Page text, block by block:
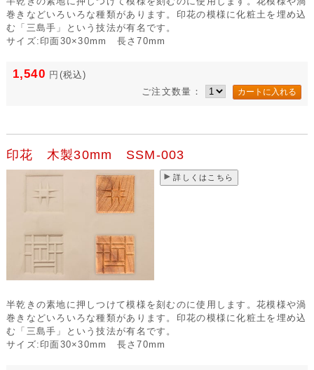
巻きなどいろいろな種類があります。印花の模様に化粧土を埋め込
む「三島手」という技法が有名です。
サイズ:印面30×30mm 長さ70mm
1,540 円 (税込)
ご注文数量：
印花 木製30mm SSM-003
詳しくはこちら
半乾きの素地に押しつけて模様を刻むのに使用します。花模様や渦
巻きなどいろいろな種類があります。印花の模様に化粧土を埋め込
む「三島手」という技法が有名です。
サイズ:印面30×30mm 長さ70mm